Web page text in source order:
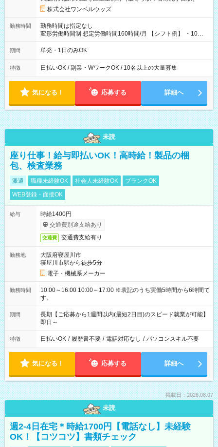
株式会社ワンベルウッズ
勤務時間
勤務時間は指定なし
変形労働時間制 想定労働時間160時間/月 【シフト例】 ・10：
00～20：00
期間 単発・1日のみOK
特徴 日払いOK / 副業・WワークOK / 10名以上の大量募集
気になる！ 応募する 詳細へ
未読
座り仕事！給与即払いOK！高時給！製品の梱
包、検査業務
派遣 職種未経験OK 社会人未経験OK
ブランクOK
WEB登録・面接OK
給与
時給1400円
交通費別途支給あり
交通費 交通費支給有り
勤務地
大阪府寝屋川市
寝屋川市駅から徒歩5分
電子・機械系メーカー
勤務時間
10:00～16:00 10:00～17:00 ※表記のうち実働5時間から6時間で
す。
期間
長期【ご応募から1週間以内(最短2日目)のスピード就業が可能】
即日～
特徴 日払いOK / 履歴書不要 / 電話対応なし / パソコンスキル不要
気になる！ 応募する 詳細へ
掲載日：2026.08.07
未読
週2-4日在宅＊時給1700円【電話なし】未経験
OK！【コツコツ】書類チェック